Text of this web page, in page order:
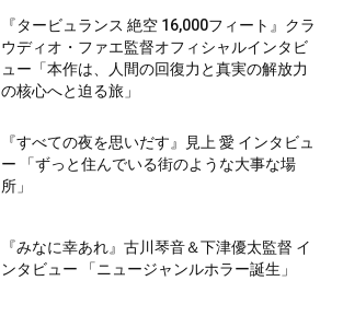
『タービュランス 絶空 16,000フィート』クラ
ウディオ・ファエ監督オフィシャルインタビ
ュー「本作は、人間の回復力と真実の解放力
の核心へと迫る旅」
『すべての夜を思いだす』見上 愛 インタビュ
ー 「ずっと住んでいる街のような大事な場
所」
『みなに幸あれ』古川琴音＆下津優太監督 イ
ンタビュー 「ニュージャンルホラー誕生」